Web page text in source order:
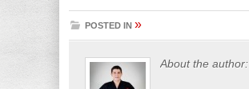
POSTED IN »
About the author: